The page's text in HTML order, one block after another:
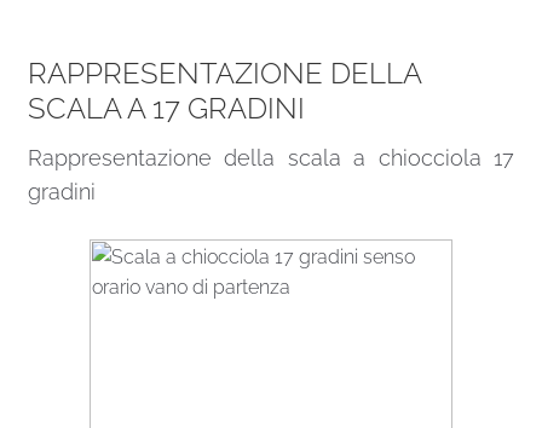
RAPPRESENTAZIONE DELLA
SCALA A 17 GRADINI
Rappresentazione della scala a chiocciola 17
gradini